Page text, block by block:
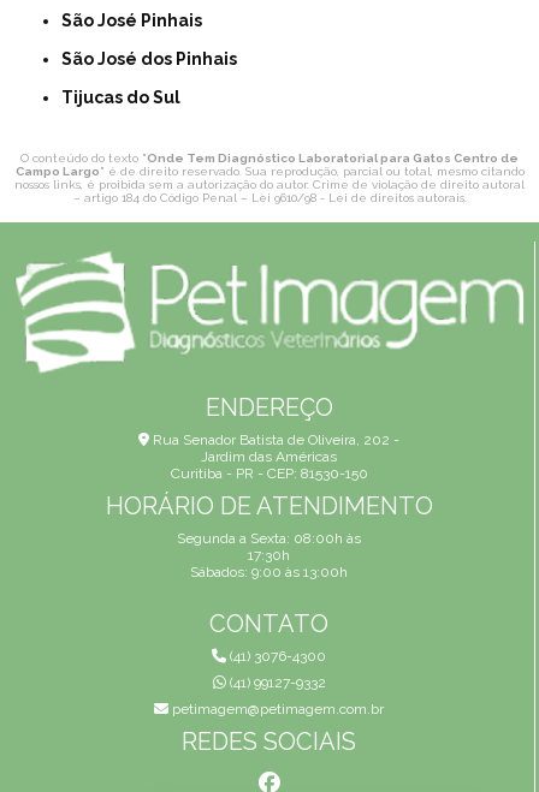
São José Pinhais
São José dos Pinhais
Tijucas do Sul
O conteúdo do texto "Onde Tem Diagnóstico Laboratorial para Gatos Centro de
Campo Largo" é de direito reservado. Sua reprodução, parcial ou total, mesmo citando
nossos links, é proibida sem a autorização do autor. Crime de violação de direito autoral
– artigo 184 do Código Penal – Lei 9610/98 - Lei de direitos autorais.
ENDEREÇO
Rua Senador Batista de Oliveira, 202 -
Jardim das Américas
Curitiba - PR - CEP: 81530-150
HORÁRIO DE ATENDIMENTO
Segunda a Sexta: 08:00h às
17:30h
Sábados: 9:00 às 13:00h
CONTATO
(41) 3076-4300
(41) 99127-9332
petimagem@petimagem.com.br
REDES SOCIAIS